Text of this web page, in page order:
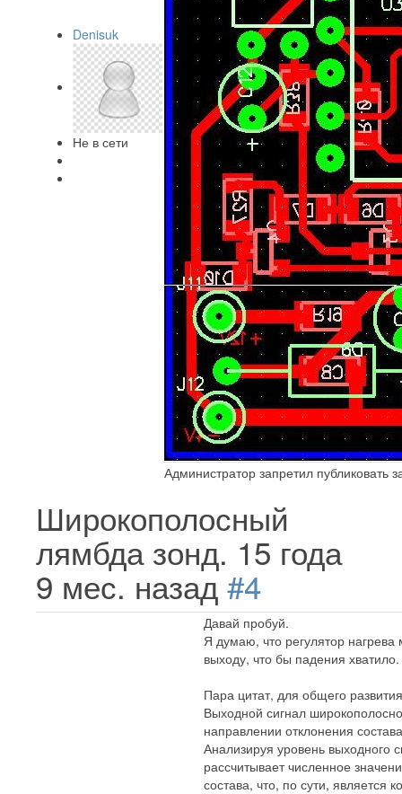
Denisuk
Не в сети
Администратор запретил публиковать
Широкополосный
лямбда зонд. 15 года
9 мес. назад#4
Давай пробуй.
Я думаю, что регулятор
выходу, что бы падения хватило.
Пара цитат, для общего
Выходной сигнал
направлении отклонения
Анализируя уровень выходного
рассчитывает численное
состава, что, по сути,